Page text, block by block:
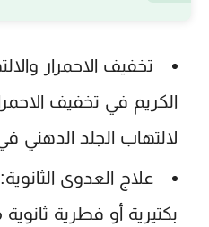
تخفيف الاحمرار
الكريم في تخفيف
لالتهاب الجلد الدهني
علاج العدوى الثانوية:
بكتيرية أو فطرية